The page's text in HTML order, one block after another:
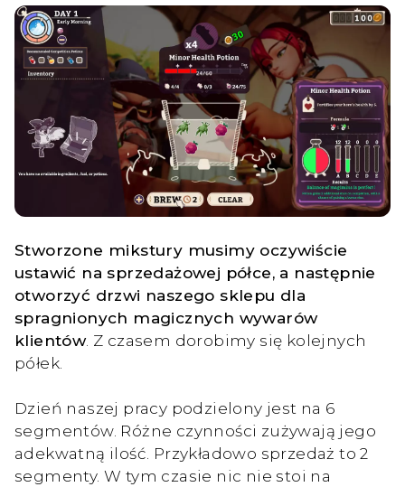
Stworzone mikstury musimy oczywiście
ustawić na sprzedażowej półce, a następnie
otworzyć drzwi naszego sklepu dla
spragnionych magicznych wywarów
klientów. Z czasem dorobimy się kolejnych
półek.
Dzień naszej pracy podzielony jest na 6
segmentów. Różne czynności zużywają jego
adekwatną ilość. Przykładowo sprzedaż to 2
segmenty. W tym czasie nic nie stoi na